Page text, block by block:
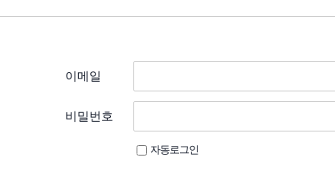
이메일
비밀번호
자동로그인